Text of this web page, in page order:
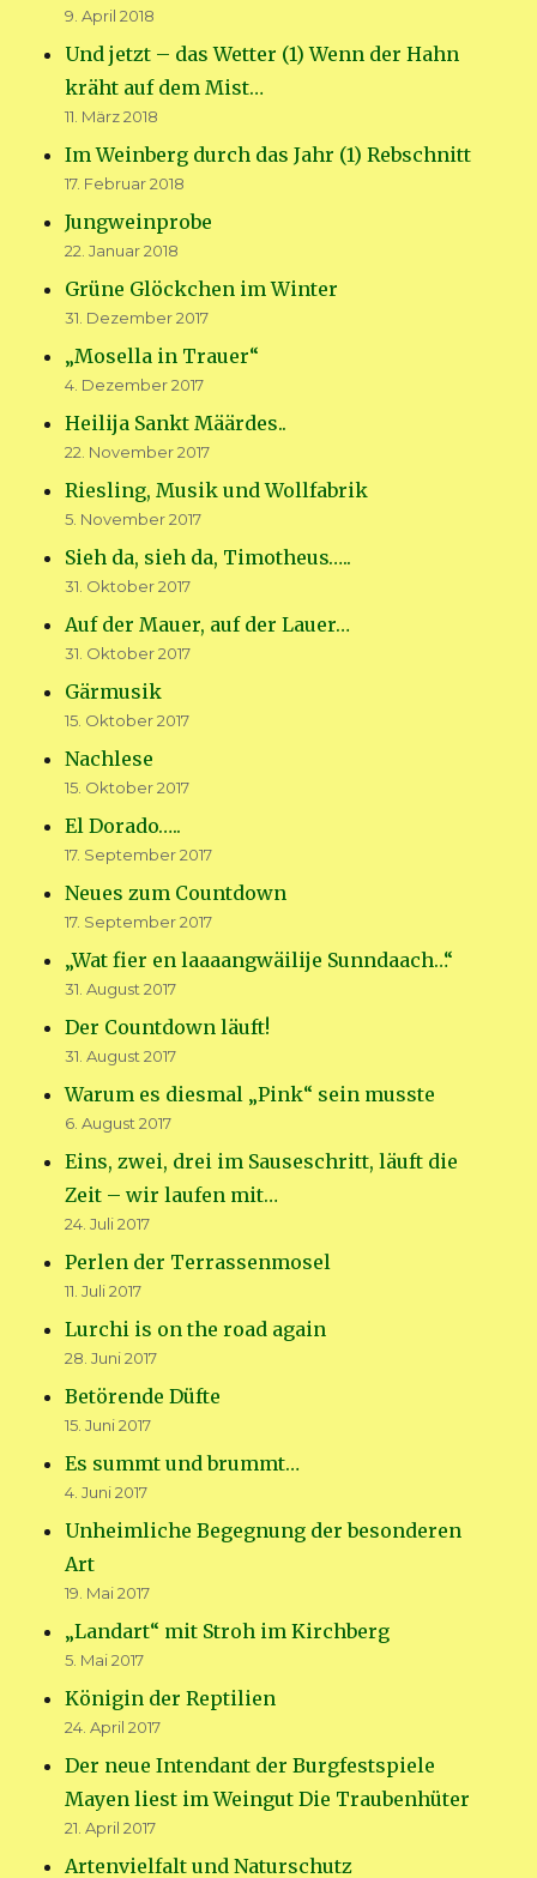
9. April 2018
Und jetzt – das Wetter (1) Wenn der Hahn
kräht auf dem Mist…
11. März 2018
Im Weinberg durch das Jahr (1) Rebschnitt
17. Februar 2018
Jungweinprobe
22. Januar 2018
Grüne Glöckchen im Winter
31. Dezember 2017
„Mosella in Trauer“
4. Dezember 2017
Heilija Sankt Määrdes..
22. November 2017
Riesling, Musik und Wollfabrik
5. November 2017
Sieh da, sieh da, Timotheus…..
31. Oktober 2017
Auf der Mauer, auf der Lauer…
31. Oktober 2017
Gärmusik
15. Oktober 2017
Nachlese
15. Oktober 2017
El Dorado…..
17. September 2017
Neues zum Countdown
17. September 2017
„Wat fier en laaaangwäilije Sunndaach…“
31. August 2017
Der Countdown läuft!
31. August 2017
Warum es diesmal „Pink“ sein musste
6. August 2017
Eins, zwei, drei im Sauseschritt, läuft die
Zeit – wir laufen mit…
24. Juli 2017
Perlen der Terrassenmosel
11. Juli 2017
Lurchi is on the road again
28. Juni 2017
Betörende Düfte
15. Juni 2017
Es summt und brummt…
4. Juni 2017
Unheimliche Begegnung der besonderen
Art
19. Mai 2017
„Landart“ mit Stroh im Kirchberg
5. Mai 2017
Königin der Reptilien
24. April 2017
Der neue Intendant der Burgfestspiele
Mayen liest im Weingut Die Traubenhüter
21. April 2017
Artenvielfalt und Naturschutz